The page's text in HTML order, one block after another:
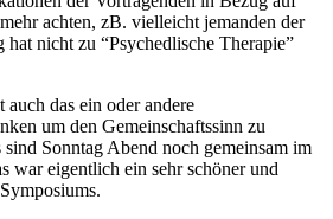
achten, zB. vielleicht jemanden der
nicht zu “Psychedlische Therapie”
das ein oder andere
um den Gemeinschaftssinn zu
Sonntag Abend noch gemeinsam im
war eigentlich ein sehr schöner und